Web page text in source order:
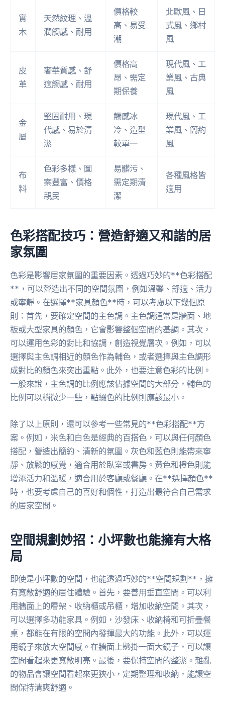
實
木
天然紋理、溫
潤觸感、耐用
價格較
高、易受
潮
北歐風、日
式風、鄉村
風
皮
革
奢華質感、舒
適觸感、耐用
價格高
昂、需定
期保養
現代風、工
業風、古典
風
金
屬
堅固耐用、現
代感、易於清
潔
觸感冰
冷、造型
較單一
現代風、工
業風、簡約
風
布
料
色彩多樣、圖
案豐富、價格
親民
易髒污、
需定期清
潔
各種風格皆
適用
色彩搭配技巧：營造舒適又和諧的居
家氛圍
色彩是影響居家氛圍的重要因素。透過巧妙的**色彩搭配
**，可以營造出不同的空間氛圍，例如溫馨、舒適、活力
或寧靜。在選擇**家具顏色**時，可以考慮以下幾個原
則：首先，要確定空間的主色調。主色調通常是牆面、地
板或大型家具的顏色，它會影響整個空間的基調。其次，
可以運用色彩的對比和協調，創造視覺層次。例如，可以
選擇與主色調相近的顏色作為輔色，或者選擇與主色調形
成對比的顏色來突出重點。此外，也要注意色彩的比例。
一般來說，主色調的比例應該佔據空間的大部分，輔色的
比例可以稍微少一些，點綴色的比例則應該最小。
除了以上原則，還可以參考一些常見的**色彩搭配**方
案。例如，米色和白色是經典的百搭色，可以與任何顏色
搭配，營造出簡約、清新的氛圍。灰色和藍色則能帶來寧
靜、放鬆的感覺，適合用於臥室或書房。黃色和橙色則能
增添活力和溫暖，適合用於客廳或餐廳。在**選擇顏色**
時，也要考慮自己的喜好和個性，打造出最符合自己需求
的居家空間。
空間規劃妙招：小坪數也能擁有大格
局
即使是小坪數的空間，也能透過巧妙的**空間規劃**，擁
有寬敞舒適的居住體驗。首先，要善用垂直空間。可以利
用牆面上的層架、收納櫃或吊櫃，增加收納空間。其次，
可以選擇多功能家具。例如，沙發床、收納椅和可折疊餐
桌，都能在有限的空間內發揮最大的功能。此外，可以運
用鏡子來放大空間感。在牆面上懸掛一面大鏡子，可以讓
空間看起來更寬敞明亮。最後，要保持空間的整潔。雜亂
的物品會讓空間看起來更狹小，定期整理和收納，能讓空
間保持清爽舒適。